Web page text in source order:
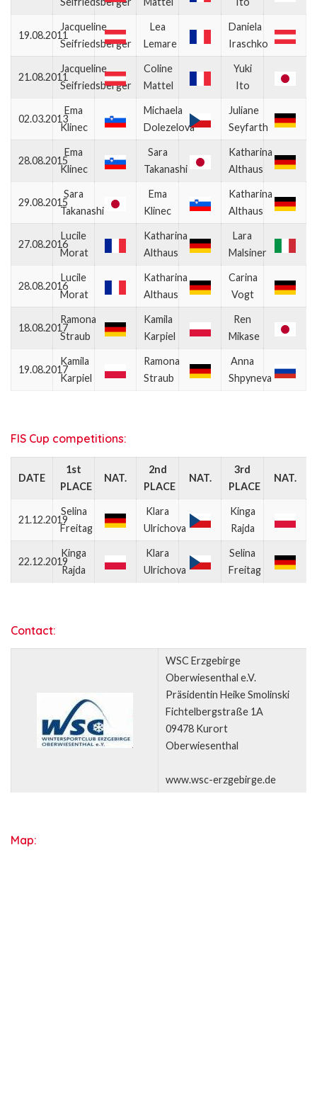
19.08.2011
Jacqueline
Seifriedsberger
Lea
Lemare
Daniela
Iraschko
21.08.2011
Jacqueline
Seifriedsberger
Coline
Mattel
Yuki
Ito
02.03.2013
Ema
Klinec
Michaela
Dolezelova
Juliane
Seyfarth
28.08.2015
Ema
Klinec
Sara
Takanashi
Katharina
Althaus
29.08.2015
Sara
Takanashi
Ema
Klinec
Katharina
Althaus
27.08.2016
Lucile
Morat
Katharina
Althaus
Lara
Malsiner
28.08.2016
Lucile
Morat
Katharina
Althaus
Carina
Vogt
18.08.2017
Ramona
Straub
Kamila
Karpiel
Ren
Mikase
19.08.2017
Kamila
Karpiel
Ramona
Straub
Anna
Shpyneva
FIS Cup competitions:
DATE
1st
PLACE
NAT.
2nd
PLACE
NAT.
3rd
PLACE
NAT.
21.12.2019
Selina
Freitag
Klara
Ulrichova
Kinga
Rajda
22.12.2019
Kinga
Rajda
Klara
Ulrichova
Selina
Freitag
Contact:
WSC Erzgebirge
Oberwiesenthal e.V.
Präsidentin Heike Smolinski
Fichtelbergstraße 1A
09478 Kurort
Oberwiesenthal
www.wsc-erzgebirge.de
Map: